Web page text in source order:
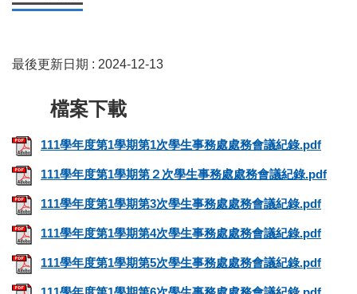
最後更新日期 : 2024-12-13
111學年度第1學期第1次學生事務處處務會議紀錄.pdf
111學年度第1學期第２次學生事務處處務會議紀錄.pdf
111學年度第1學期第3次學生事務處處務會議紀錄.pdf
111學年度第1學期第4次學生事務處處務會議紀錄.pdf
111學年度第1學期第5次學生事務處處務會議紀錄.pdf